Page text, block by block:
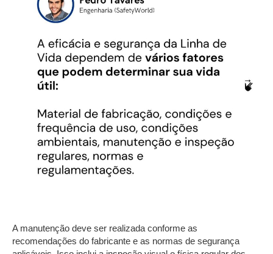
A manutenção deve ser realizada conforme as
recomendações do fabricante e as normas de segurança